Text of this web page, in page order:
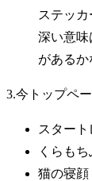
ステッカ
深い意味
があるか
3.今トップペ
スター
くらもち
猫の寝顔